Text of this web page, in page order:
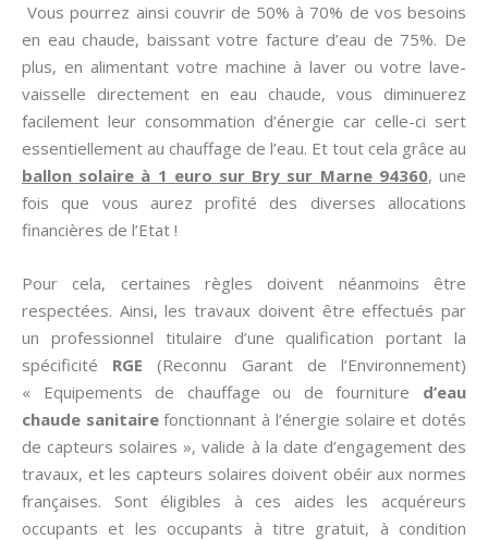
Vous pourrez ainsi couvrir de 50% à 70% de vos besoins
en eau chaude, baissant votre facture d’eau de 75%. De
plus, en alimentant votre machine à laver ou votre lave-
vaisselle directement en eau chaude, vous diminuerez
facilement leur consommation d’énergie car celle-ci sert
essentiellement au chauffage de l’eau. Et tout cela grâce au
ballon solaire à 1 euro sur Bry sur Marne 94360, une
fois que vous aurez profité des diverses allocations
financières de l’Etat !
Pour cela, certaines règles doivent néanmoins être
respectées. Ainsi, les travaux doivent être effectués par
un professionnel titulaire d’une qualification portant la
spécificité RGE(Reconnu Garant de l’Environnement)
« Equipements de chauffage ou de fourniture d’eau
chaude sanitairefonctionnant à l’énergie solaire et dotés
de capteurs solaires », valide à la date d’engagement des
travaux, et les capteurs solaires doivent obéir aux normes
françaises. Sont éligibles à ces aides les acquéreurs
occupants et les occupants à titre gratuit, à condition